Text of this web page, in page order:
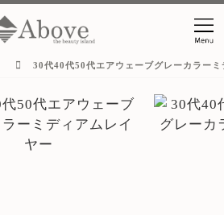
30代40代50代エアウェーブグレーカラー